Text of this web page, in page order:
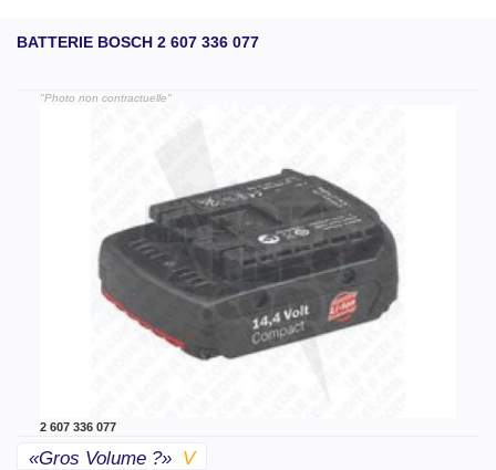
BATTERIE BOSCH 2 607 336 077
"Photo non contractuelle"
2 607 336 077
«gros Volume ?» V